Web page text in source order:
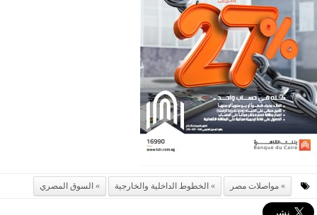
مواصلات مصر الخطوط الداخلية والخارجية السوق المصري